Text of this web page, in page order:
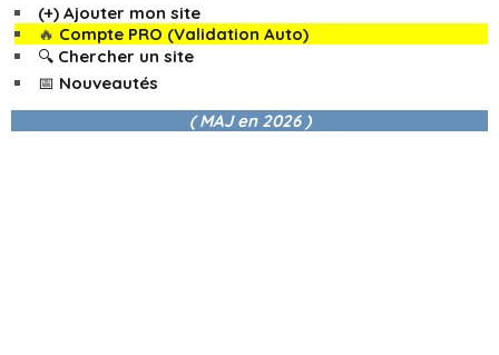
(+) Ajouter mon site
🔥 Compte PRO (Validation Auto)
🔍 Chercher un site
📅 Nouveautés
( MAJ en 2026 )